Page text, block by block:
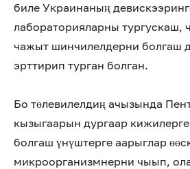
биле Украинаның
лабораторияларны тургускаш,
чажыт шинчилелдерни болгаш
эрттирип турган болган.
Бо төлевилелдиң ачызында
кызыгаарын дургаар
болгаш үнүштерге аарыглар
микроорганизмнерни чыып,